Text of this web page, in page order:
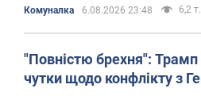
Комуналка 6.08.2026 23:48 6,2 т.
"Повністю брехня": Трамп
чутки щодо конфлікту з